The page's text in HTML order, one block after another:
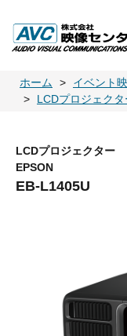
ホーム イベント
LCDプロジェク
LCDプロジェクター
EPSON
EB-L1405U